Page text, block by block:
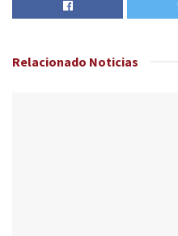
Relacionado Noticias